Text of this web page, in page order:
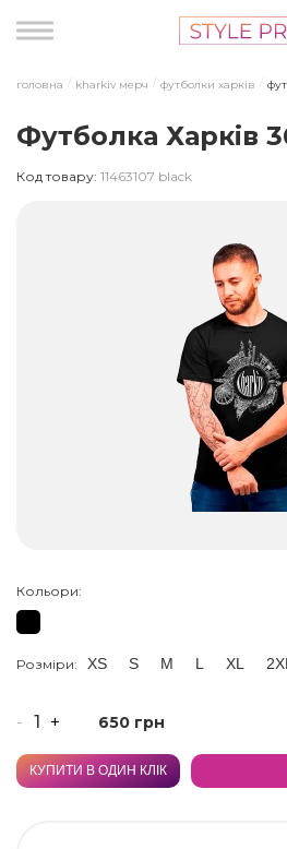
головна kharkiv мерч футболки харків
Футболка Харків
Код товару: 11463107 black
Кольори:
Розміри: XS S M L XL 2XL
- + 650 грн
КУПИТИ В ОДИН КЛІК